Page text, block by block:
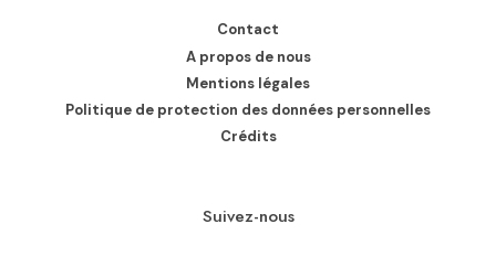
Contact
A propos de nous
Mentions légales
Politique de protection des données personnelles
Crédits
Suivez-nous